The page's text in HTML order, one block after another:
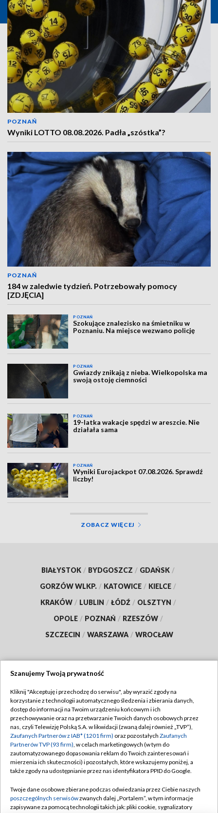
POZNAŃ
Wyniki LOTTO 08.08.2026. Padła „szóstka”?
POZNAŃ
184 w zaledwie tydzień. Potrzebowały pomocy
[ZDJĘCIA]
POZNAŃ
Szokujące znalezisko na śmietniku w
Poznaniu. Na miejsce wezwano policję
POZNAŃ
Gwiazdy znikają z nieba. Wielkopolska ma
swoją ostoję ciemności
POZNAŃ
19-latka wakacje spędzi w areszcie. Nie
działała sama
POZNAŃ
Wyniki Eurojackpot 07.08.2026. Sprawdź
liczby!
ZOBACZ WIĘCEJ
BIAŁYSTOK / BYDGOSZCZ / GDAŃSK /
GORZÓW WLKP. / KATOWICE / KIELCE /
KRAKÓW / LUBLIN / ŁÓDŹ / OLSZTYN /
OPOLE / POZNAŃ / RZESZÓW /
SZCZECIN / WARSZAWA / WROCŁAW
TVP
Abonament TVP
Emisja w TVP
Centrum informacji TVP
Naziemna Telewizja Cyfrowa
Rada Programowa
Regulamin TVP
Polityka prywatności
Moje zgody
Pomoc
Kontakt
Szanujemy Twoją prywatność
Kliknij "Akceptuję i przechodzę do serwisu", aby wyrazić zgody na
korzystanie z technologii automatycznego śledzenia i zbierania danych,
dostęp do informacji na Twoim urządzeniu końcowym i ich
przechowywanie oraz na przetwarzanie Twoich danych osobowych przez
nas, czyli Telewizję Polską S.A. w likwidacji (zwaną dalej również „TVP”),
Zaufanych Partnerów z IAB* (1201 firm) oraz pozostałych Zaufanych
Partnerów TVP (93 firm), w celach marketingowych (w tym do
zautomatyzowanego dopasowania reklam do Twoich zainteresowań i
mierzenia ich skuteczności) i pozostałych, które wskazujemy poniżej, a
także zgody na udostępnianie przez nas identyfikatora PPID do Google.
Twoje dane osobowe zbierane podczas odwiedzania przez Ciebie naszych
poszczególnych serwisówzwanych dalej „Portalem”, w tym informacje
zapisywane za pomocą technologii takich jak: pliki cookie, sygnalizatory